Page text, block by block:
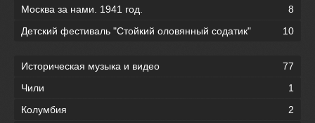
Москва за нами. 1941 год.
8
Детский фестиваль "Стойкий оловянный содатик"
10
Историческая музыка и видео
77
Чили
1
Колумбия
2